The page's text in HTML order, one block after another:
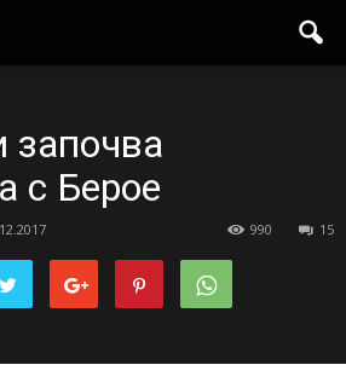
с Берое
15
990